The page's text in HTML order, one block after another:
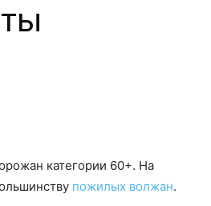
категории 60+. На
пожилых волжан.